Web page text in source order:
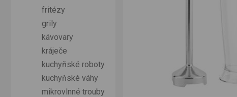
fritézy
grily
kávovary
kráječe
kuchyňské roboty
kuchyňské váhy
mikrovlnné trouby